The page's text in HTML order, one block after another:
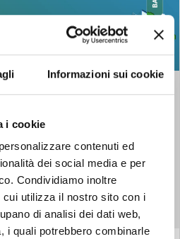
Informazioni sui cookie
i cookie
contenuti ed
dei social media e per
Condividiamo inoltre
utilizza il nostro sito con i
di analisi dei dati web,
i quali potrebbero combinarle
2025
direttoriale che rinnova il
Questo bando mira favorire lo